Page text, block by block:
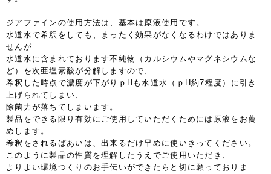
ジアファインの使用方法は、基本は原液使用です。
水道水で希釈をしても、まったく効果がなくなるわけではありま
せんが
水道水に含まれております不純物（カルシウムやマグネシウムな
ど）を次亜塩素酸が分解しますので、
希釈した時点で濃度が下がりｐHも水道水（ｐH約7程度）に引き
上げられてしまい、
除菌力が落ちてしまいます。
製品をできる限り有効にご使用していただくためには原液をお薦
めします。
希釈をされるばあいは、出来るだけ早めに使いきってください。
このように製品の性質を理解したうえでご使用いただき、
よりよい環境つくりのお手伝いができたらと切に願っておりま